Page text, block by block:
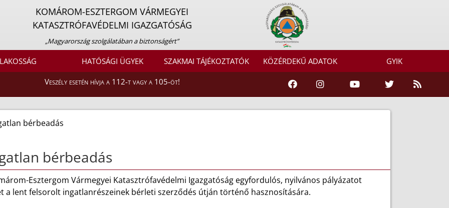
KOMÁROM-ESZTERGOM VÁRMEGYEI
KATASZTRÓFAVÉDELMI IGAZGATÓSÁG
„Magyarország szolgálatában a biztonságért”
LAKOSSÁG HATÓSÁGI ÜGYEK SZAKMAI TÁJÉKOZTATÓK KÖZÉRDEKŰ ADATOK GYIK
Veszély esetén hívja a 112-t vagy a 105-öt!
bérbeadás
bérbeadás
Esztergom Vármegyei Katasztrófavédelmi Igazgatóság egyfordulós, nyilvános pályázatot
a lent felsorolt ingatlanrészeinek bérleti szerződés útján történő hasznosítására.